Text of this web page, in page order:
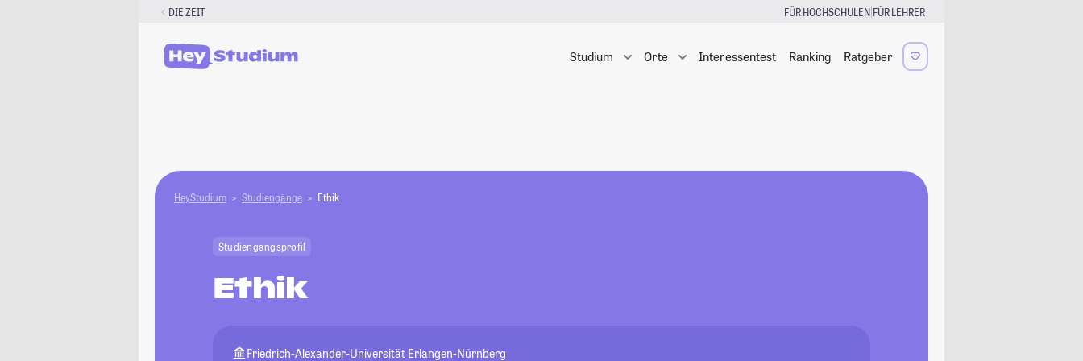
DIE ZEIT FÜR HOCHSCHULEN|FÜR LEHRER
Studium Orte Interessentest Ranking Ratgeber
HeyStudium Studiengänge Ethik
Studiengangsprofil
Ethik
Friedrich-Alexander-Universität Erlangen-Nürnberg